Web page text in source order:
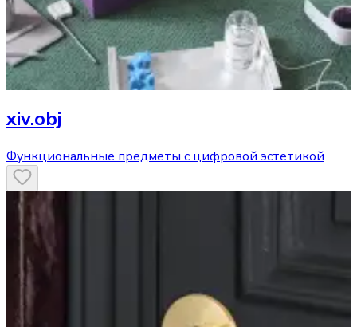
xiv.obj
Функциональные предметы с цифровой эстетикой